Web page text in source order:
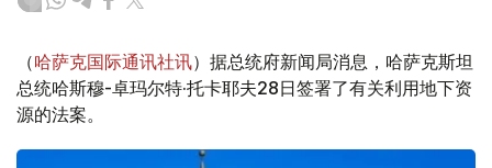
（哈萨克国际通讯社讯）据总统府新闻局消息，哈萨克斯坦
总统哈斯穆-卓玛尔特·托卡耶夫28日签署了有关利用地下资
源的法案。